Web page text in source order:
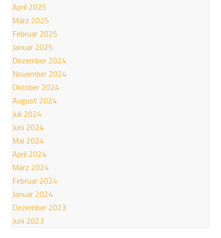
April 2025
März 2025
Februar 2025
Januar 2025
Dezember 2024
November 2024
Oktober 2024
August 2024
Juli 2024
Juni 2024
Mai 2024
April 2024
März 2024
Februar 2024
Januar 2024
Dezember 2023
Juni 2023